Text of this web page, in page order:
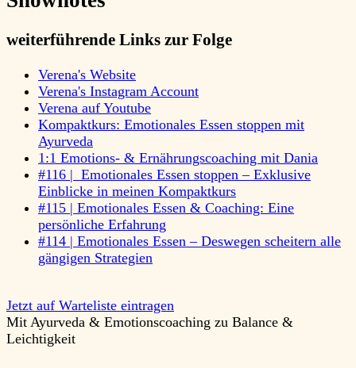
weiterführende Links zur Folge
Verena's Website
Verena's Instagram Account
Verena auf Youtube
Kompaktkurs: Emotionales Essen stoppen mit
Ayurveda
1:1 Emotions- & Ernährungscoaching mit Dania
#116 | Emotionales Essen stoppen – Exklusive
Einblicke in meinen Kompaktkurs
#115 | Emotionales Essen & Coaching: Eine
persönliche Erfahrung
#114 | Emotionales Essen – Deswegen scheitern alle
gängigen Strategien
Jetzt auf Warteliste eintragen
Mit Ayurveda & Emotionscoaching zu Balance &
Leichtigkeit